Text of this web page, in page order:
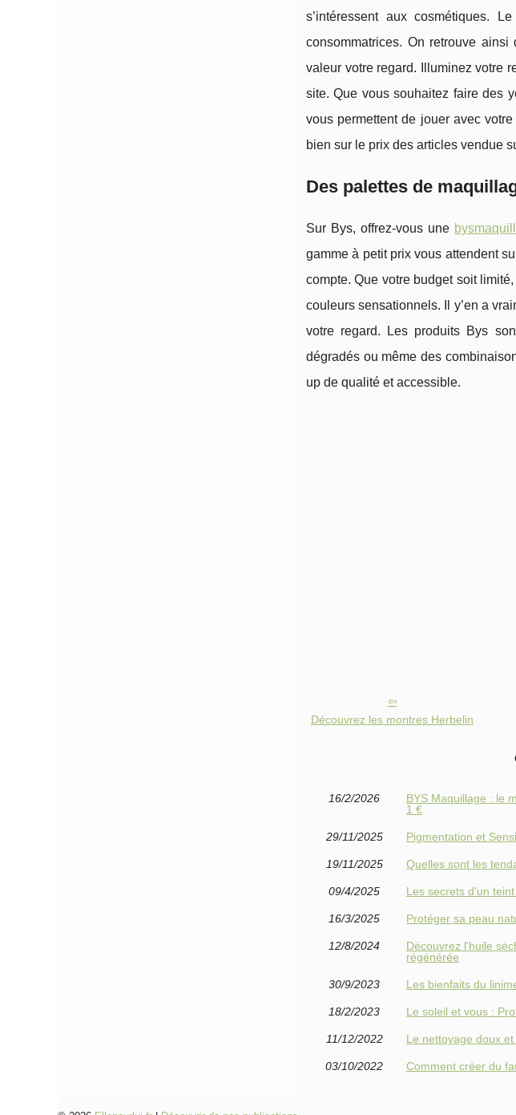
s’intéressent aux cosmétiques.
consommatrices. On retrouve
valeur votre regard. Illuminez votre
site. Que vous souhaitez faire des
vous permettent de jouer avec
bien sur le prix des articles vendue
Des palettes de
Sur Bys, offrez-vous une
gamme à petit prix vous attendent
compte. Que votre budget soit
couleurs sensationnels. Il y’en a
votre regard. Les produits Bys
dégradés ou même des
up de qualité et accessible.
Découvrez les montres Herbelin
16/2/2026
BYS Maquillage : le
1 €
29/11/2025 Pigmentation et
19/11/2025 Quelles sont les
09/4/2025 Les secrets d’un
16/3/2025 Protéger sa peau
12/8/2024
Découvrez l'huile
régénérée
30/9/2023 Les bienfaits du
18/2/2023 Le soleil et vous :
11/12/2022 Le nettoyage doux
03/10/2022 Comment créer du